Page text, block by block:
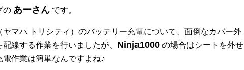
の あーさん です。
マハ トリシティ）のバッテリー充電について、面倒なカバー外
線する作業を行いましたが、 Ninja1000 の場合はシートを外せ
作業は簡単なんですよね♪